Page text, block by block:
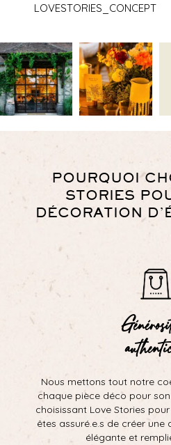
LOVESTORIES_CONCEPT
POURQUOI
STORIES
DÉCORATION
Nous mettons tout notre
chaque pièce déco pour
choisissant Love Stories
êtes assuré.e.s de créer une
élégante et